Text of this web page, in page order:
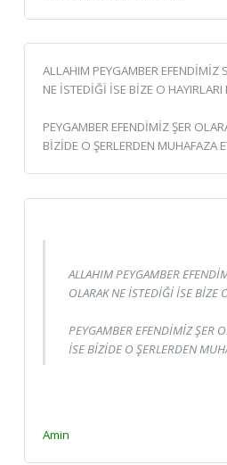
ALLAHIM PEYGAMBER EFENDİMİZ
NE İSTEDİĞİ İSE BİZE O HAYIRLARI
PEYGAMBER EFENDİMİZ ŞER
BİZİDE O ŞERLERDEN MUHAFAZA
ALLAHIM PEYGAMBER
OLARAK NE İSTEDİĞİ İSE BİZE
PEYGAMBER EFENDİMİZ ŞER
İSE BİZİDE O ŞERLERDEN
Amin